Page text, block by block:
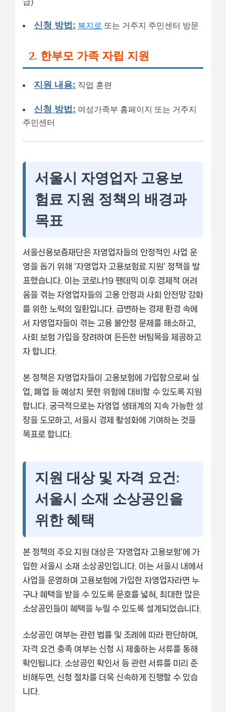
급)
신청 방법: 복지로 또는 거주지 주민센터 방문
2. 한부모 가족 자립 지원
지원 내용: 직업 훈련
신청 방법: 여성가족부 홈페이지 또는 거주지
주민센터
서울시 자영업자 고용보
험료 지원 정책의 배경과
목표
서울신용보증재단은 자영업자들의 안정적인 사업 운
영을 돕기 위해 ‘자영업자 고용보험료 지원’ 정책을 발
표했습니다. 이는 코로나19 팬데믹 이후 경제적 어려
움을 겪는 자영업자들의 고용 안정과 사회 안전망 강화
를 위한 노력의 일환입니다. 급변하는 경제 환경 속에
서 자영업자들이 겪는 고용 불안정 문제를 해소하고,
사회 보험 가입을 장려하여 든든한 버팀목을 제공하고
자 합니다.
본 정책은 자영업자들이 고용보험에 가입함으로써 실
업, 폐업 등 예상치 못한 위험에 대비할 수 있도록 지원
합니다. 궁극적으로는 자영업 생태계의 지속 가능한 성
장을 도모하고, 서울시 경제 활성화에 기여하는 것을
목표로 합니다.
지원 대상 및 자격 요건:
서울시 소재 소상공인을
위한 혜택
본 정책의 주요 지원 대상은 ‘자영업자 고용보험’에 가
입한 서울시 소재 소상공인입니다. 이는 서울시 내에서
사업을 운영하며 고용보험에 가입한 자영업자라면 누
구나 혜택을 받을 수 있도록 문호를 넓혀, 최대한 많은
소상공인들이 혜택을 누릴 수 있도록 설계되었습니다.
소상공인 여부는 관련 법률 및 조례에 따라 판단하며,
자격 요건 충족 여부는 신청 시 제출하는 서류를 통해
확인됩니다. 소상공인 확인서 등 관련 서류를 미리 준
비해두면, 신청 절차를 더욱 신속하게 진행할 수 있습
니다.